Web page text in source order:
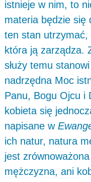
istnieje w nim, to
materia będzie się
ten stan utrzymać,
która ją zarządza.
służy temu
nadrzędna Moc
Panu, Bogu Ojcu i
kobieta się
napisane w
ich natur, natura
jest
mężczyzna, ani